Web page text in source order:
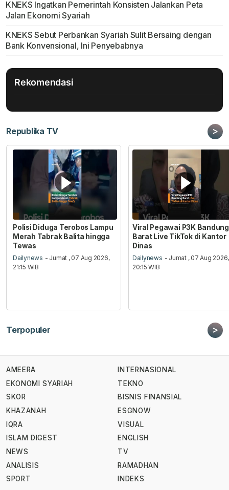
KNEKS Ingatkan Pemerintah Konsisten Jalankan Peta
Jalan Ekonomi Syariah
KNEKS Sebut Perbankan Syariah Sulit Bersaing dengan
Bank Konvensional, Ini Penyebabnya
Rekomendasi
Republika TV >
Polisi Diduga Terobos Lampu
Merah Tabrak Balita hingga
Tewas
Dailynews - Jumat , 07 Aug 2026,
21:15 WIB
Viral Pegawai P3K Bandung
Barat Live TikTok di Kantor
Dinas
Dailynews - Jumat , 07 Aug 2026,
20:15 WIB
Terpopuler >
AMEERA
EKONOMI SYARIAH
SKOR
KHAZANAH
IQRA
ISLAM DIGEST
NEWS
ANALISIS
SPORT
INTERNASIONAL
TEKNO
BISNIS FINANSIAL
ESGNOW
VISUAL
ENGLISH
TV
RAMADHAN
INDEKS